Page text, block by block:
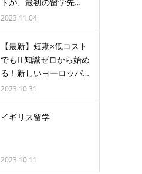
2023.11.04
【最新】短期×低コスト
でもIT知識ゼロから始め
る！新しいヨーロッパ…
2023.10.31
イギリス留学
2023.10.11